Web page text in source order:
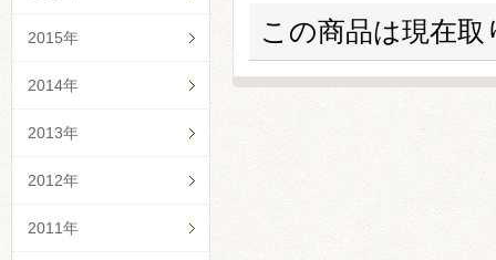
この商品は現在
2015年
2014年
2013年
2012年
2011年